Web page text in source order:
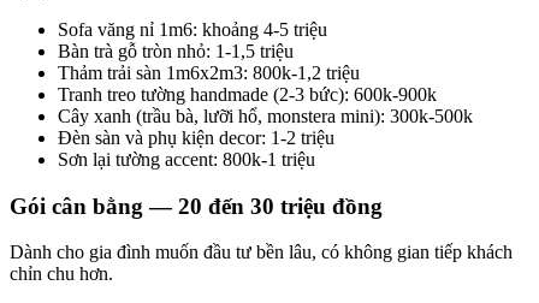
Sofa văng nỉ 1m6: khoảng 4-5 triệu
Bàn trà gỗ tròn nhỏ: 1-1,5 triệu
Thảm trải sàn 1m6x2m3: 800k-1,2 triệu
Tranh treo tường handmade (2-3 bức): 600k-900k
Cây xanh (trầu bà, lưỡi hổ, monstera mini): 300k-500k
Đèn sàn và phụ kiện decor: 1-2 triệu
Sơn lại tường accent: 800k-1 triệu
Gói cân bằng — 20 đến 30 triệu đồng
Dành cho gia đình muốn đầu tư bền lâu, có không gian tiếp khách
chỉn chu hơn.